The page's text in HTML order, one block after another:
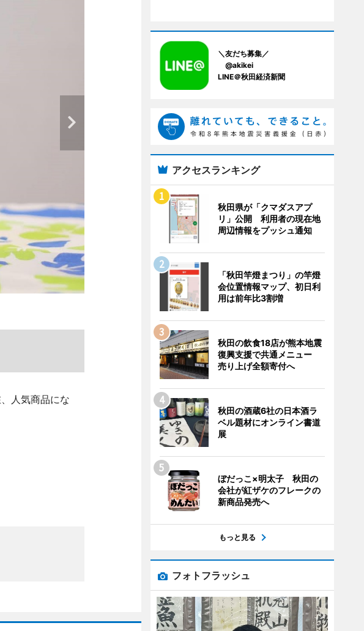
人気商品にな
＼友だち募集／
@akikei
LINE＠秋田経済新聞
アクセスランキング
秋田県が「クマダスアプ
リ」公開 利用者の現在地
周辺情報をプッシュ通知
「秋田竿燈まつり」の竿燈
会位置情報マップ、初日利
用は前年比3割増
秋田の飲食18店が熊本地震
復興支援で共通メニュー
売り上げ全額寄付へ
秋田の酒蔵6社の日本酒ラ
ベル題材にオンライン書道
展
ぼだっこ×明太子 秋田の
会社が紅ザケのフレークの
新商品発売へ
もっと見る
フォトフラッシュ